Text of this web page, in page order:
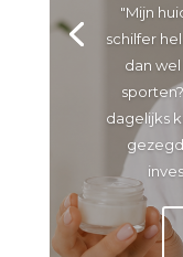
"Mijn
schilfer
dan
dagelijks